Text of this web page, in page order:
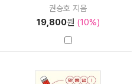
권승호 지음
19,800원 (10%)